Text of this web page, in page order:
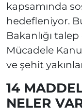
kapsamında
hedefleniyor.
Bakanlığı
Mücadele
ve şehit
14
NELER